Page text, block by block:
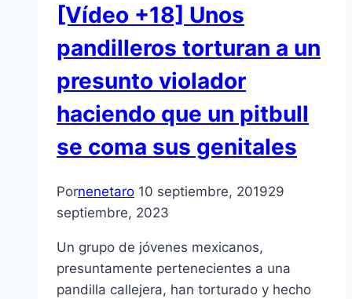
[Vídeo +18] Unos
pandilleros torturan a un
presunto violador
haciendo que un pitbull
se coma sus genitales
Pornenetaro 10 septiembre, 201929
septiembre, 2023
Un grupo de jóvenes mexicanos,
presuntamente pertenecientes a una
pandilla callejera, han torturado y hecho